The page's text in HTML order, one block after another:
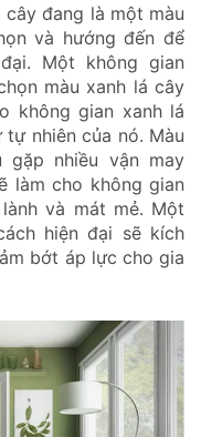
đang là một màu
và hướng đến để
Một không gian
màu xanh lá cây
không gian xanh lá
nhiên của nó. Màu
gặp nhiều vận may
làm cho không gian
và mát mẻ. Một
hiện đại sẽ kích
bớt áp lực cho gia